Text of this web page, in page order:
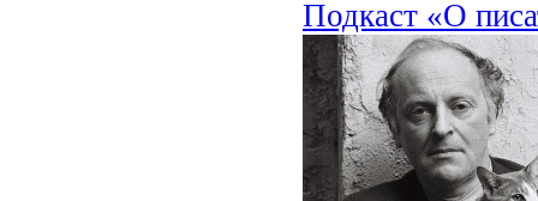
Подкаст «О